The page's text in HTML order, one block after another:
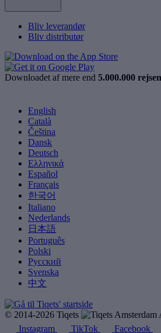
Bliv leverandør
Bliv distributør
Downloadet af mere end 5.000.000
English
Català
Čeština
Dansk
Deutsch
Ελληνικά
Español
Français
한국어
Italiano
Nederlands
日本語
Português
Polski
Русский
Svenska
中文
© 2014-2026 Tiqets
Instagram
TikTok Facebook